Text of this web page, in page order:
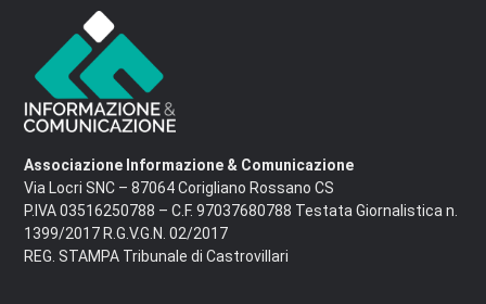
Associazione Informazione & Comunicazione
Via Locri SNC – 87064 Corigliano Rossano CS
P.IVA 03516250788 – C.F. 97037680788 Testata Giornalistica n.
1399/2017 R.G.V.G.N. 02/2017
REG. STAMPA Tribunale di Castrovillari